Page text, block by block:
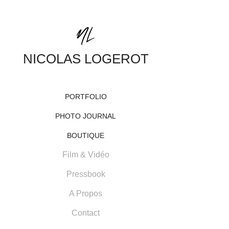
NICOLAS LOGEROT
PORTFOLIO
PHOTO JOURNAL
BOUTIQUE
Film & Vidéo
Pressbook
A Propos
Contact